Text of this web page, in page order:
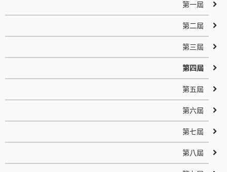
第一屆
第二屆
第三屆
第四屆
第五屆
第六屆
第七屆
第八屆